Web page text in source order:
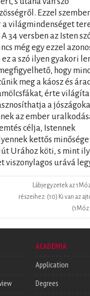
Ezzel
a világmindenséget
34 versben az Isten
még egy ezzel
a szó ilyen gyakori
hogy
meg a káosz és
érte
a
az ember
célja, Istennek
kettős minősége
Urához köti, s mint
viszonylagos urává
Lábjegyzetek az
részeihez: (10) Ki van az
(1Móz
ACADEMIA
Application
Degrees